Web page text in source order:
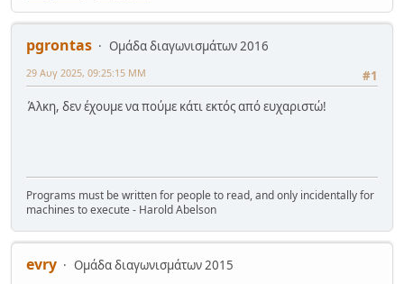
pgrontas
Ομάδα διαγωνισμάτων 2016
#1
29 Αυγ 2025, 09:25:15 ΜΜ
Άλκη, δεν έχουμε να πούμε κάτι εκτός από ευχαριστώ!
Programs must be written for people to read, and only incidentally for
machines to execute - Harold Abelson
evry
Ομάδα διαγωνισμάτων 2015